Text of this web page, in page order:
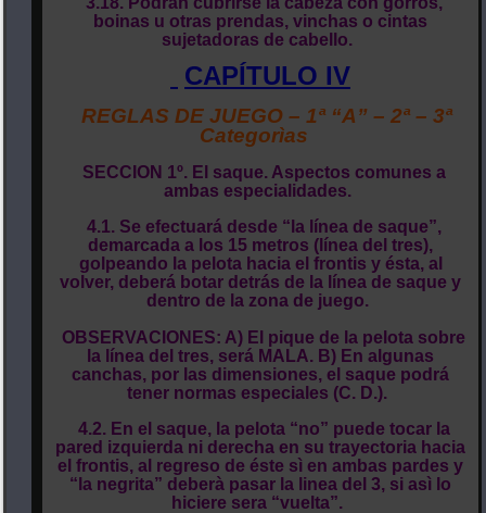
boinas u otras prendas, vinchas o cintas
sujetadoras de cabello.
CAPÍTULO IV
REGLAS DE JUEGO – 1ª “A” – 2ª – 3ª
Categorìas
SECCION 1º. El saque. Aspectos comunes a
ambas especialidades.
4.1. Se efectuará desde “la línea de saque”,
demarcada a los 15 metros (línea del tres),
golpeando la pelota hacia el frontis y ésta, al
volver, deberá botar detrás de la línea de saque y
dentro de la zona de juego.
OBSERVACIONES: A) El pique de la pelota sobre
la línea del tres, será MALA. B) En algunas
canchas, por las dimensiones, el saque podrá
tener normas especiales (C. D.).
4.2. En el saque, la pelota “no” puede tocar la
pared izquierda ni derecha en su trayectoria hacia
el frontis, al regreso de éste sì en ambas pardes y
“la negrita” deberà pasar la linea del 3, si asì lo
hiciere sera “vuelta”.